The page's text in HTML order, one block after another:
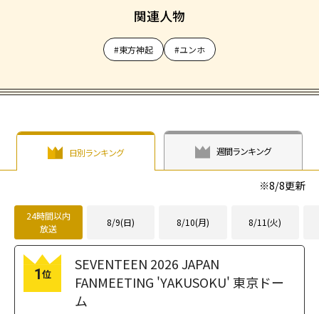
関連人物
#東方神起 #ユンホ
日別ランキング 週間ランキング
※8/8更新
24時間以内
放送
8/9(日) 8/10(月) 8/11(火)
1位
SEVENTEEN 2026 JAPAN
FANMEETING 'YAKUSOKU' 東京ドー
ム